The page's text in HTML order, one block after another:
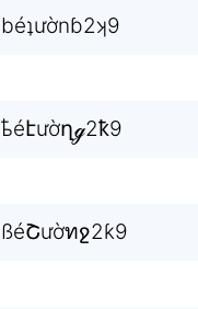
béʇườnɓ2ʞ9
ҍéէườղℊ2ҟ9
ßéՇườทջ2ƙ9